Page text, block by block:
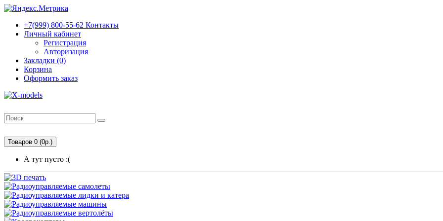
+7(999) 800-55-62 Контакты
Личный кабинет
Регистрация
Авторизация
Закладки (0)
Корзина
Оформить заказ
Товаров 0 (0р.)
А тут пусто :(